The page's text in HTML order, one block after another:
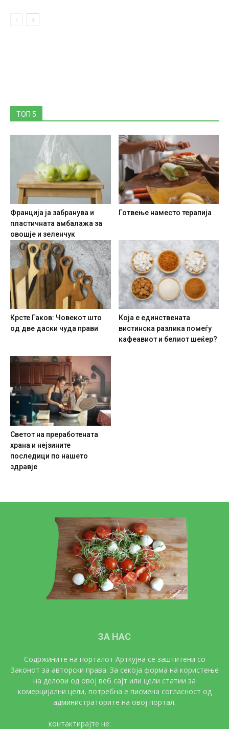
ТОП 5
Франција ја забранува и
пластичната амбалажа за
овошје и зеленчук
Готвење наместо терапија
Крсте Гаков: Човекот што
од две даски чуда прави
Која е единствената
вистинска разлика помеѓу
кафеавиот и белиот шеќер?
Светот на преработената
храна и нејзините
последици по нашето
здравје
ЗА НАС
Содржините на порталот Арткујна се заштитени со
Законот за авторски права. За секоја форма на користење
на делови од овој веб сајт или цели статии за
комерцијални цели, потребна е писмена согласност од
администраторите на овој портал.
контактирајте не: